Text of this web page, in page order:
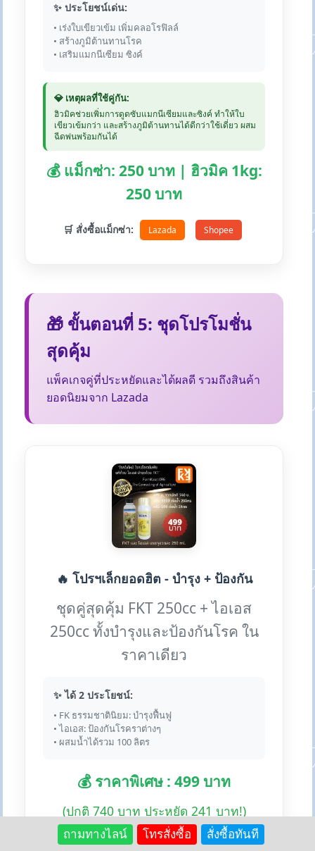
✨ ประโยชน์เด่น:
• เร่งใบเขียวเข้ม เพิ่มคลอโรฟิลล์
• สร้างภูมิต้านทานโรค
• เสริมแมกนีเซียม ซิงค์
💎 เหตุผลที่ใช้คู่กัน:
ฮิวมิคช่วยเพิ่มการดูดซับแมกนีเซียมและซิงค์ ทำให้ใบ
เขียวเข้มกว่า และสร้างภูมิต้านทานได้ดีกว่าใช้เดี่ยว ผสม
ฉีดพ่นพร้อมกันได้
💰 แม็กซ่า: 250 บาท | ฮิวมิค 1kg:
250 บาท
🛒 สั่งซื้อแม็กซ่า: Lazada Shopee
🎁 ขั้นตอนที่ 5: ชุดโปรโมชั่น
สุดคุ้ม
แพ็คเกจคู่ที่ประหยัดและได้ผลดี รวมถึงสินค้า
ยอดนิยมจาก Lazada
🔥 โปรฯเล็กยอดฮิต - บำรุง + ป้องกัน
ชุดคู่สุดคุ้ม FKT 250cc + ไอเอส
250cc ทั้งบำรุงและป้องกันโรค ใน
ราคาเดียว
✨ ได้ 2 ประโยชน์:
• FK ธรรมชาตินิยม: บำรุงฟื้นฟู
• ไอเอส: ป้องกันโรคราต่างๆ
• ผสมน้ำได้รวม 100 ลิตร
💰 ราคาพิเศษ : 499 บาท
(ปกติ 740 บาท ประหยัด 241 บาท!)
🛒 สั่งซื้อโปรพิเศษ: Lazada Shopee
ถามทางไลน์ โทรสั่งซื้อ สั่งซื้อทันที